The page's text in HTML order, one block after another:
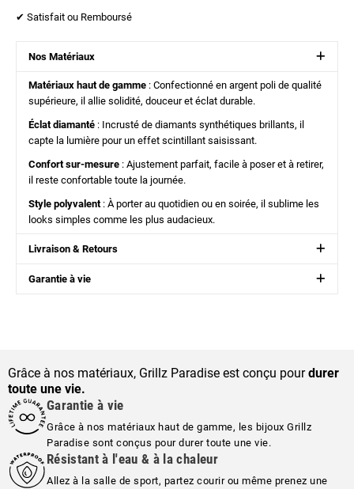
✔︎ Satisfait ou Remboursé
Nos Matériaux
Matériaux haut de gamme : Confectionné en argent poli de qualité
supérieure, il allie solidité, douceur et éclat durable.
Éclat diamanté : Incrusté de diamants synthétiques brillants, il
capte la lumière pour un effet scintillant saisissant.
Confort sur-mesure : Ajustement parfait, facile à poser et à retirer,
il reste confortable toute la journée.
Style polyvalent : À porter au quotidien ou en soirée, il sublime les
looks simples comme les plus audacieux.
Livraison & Retours
Garantie à vie
Grâce à nos matériaux, Grillz Paradise est conçu pourdurer
toute une vie.
Garantie à vie
Grâce à nos matériaux haut de gamme, les bijoux Grillz
Paradise sont conçus pour durer toute une vie.
Résistant à l'eau & à la chaleur
Allez à la salle de sport, partez courir ou même prenez une